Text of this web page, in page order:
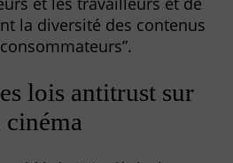
la diversité des contenus
lois antitrust sur